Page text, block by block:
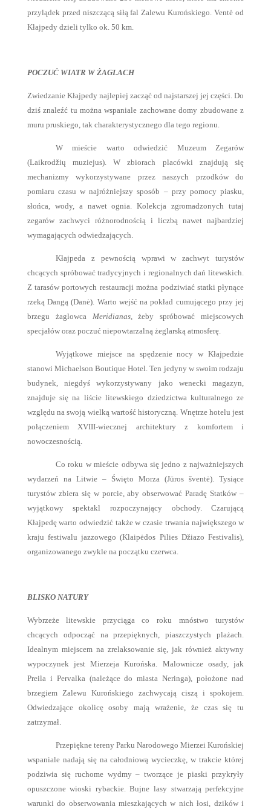
przylądek przed niszczącą siłą fal Zalewu Kurońskiego. Ventė od
Kłajpedy dzieli tylko ok. 50 km.
POCZUĆ WIATR W ŻAGLACH
Zwiedzanie Kłajpedy najlepiej zacząć od najstarszej jej części. Do
dziś znaleźć tu można wspaniale zachowane domy zbudowane z
muru pruskiego, tak charakterystycznego dla tego regionu.
W mieście warto odwiedzić Muzeum Zegarów
(Laikrodžių muziejus). W zbiorach placówki znajdują się
mechanizmy wykorzystywane przez naszych przodków do
pomiaru czasu w najróżniejszy sposób – przy pomocy piasku,
słońca, wody, a nawet ognia. Kolekcja zgromadzonych tutaj
zegarów zachwyci różnorodnością i liczbą nawet najbardziej
wymagających odwiedzających.
Kłajpeda z pewnością wprawi w zachwyt turystów
chcących spróbować tradycyjnych i regionalnych dań litewskich.
Z tarasów portowych restauracji można podziwiać statki płynące
rzeką Dangą (Danė). Warto wejść na pokład cumującego przy jej
brzegu żaglowca Meridianas, żeby spróbować miejscowych
specjałów oraz poczuć niepowtarzalną żeglarską atmosferę.
Wyjątkowe miejsce na spędzenie nocy w Kłajpedzie
stanowi Michaelson Boutique Hotel. Ten jedyny w swoim rodzaju
budynek, niegdyś wykorzystywany jako wenecki magazyn,
znajduje się na liście litewskiego dziedzictwa kulturalnego ze
względu na swoją wielką wartość historyczną. Wnętrze hotelu jest
połączeniem XVIII-wiecznej architektury z komfortem i
nowoczesnością.
Co roku w mieście odbywa się jedno z najważniejszych
wydarzeń na Litwie – Święto Morza (Jūros šventė). Tysiące
turystów zbiera się w porcie, aby obserwować Paradę Statków –
wyjątkowy spektakl rozpoczynający obchody. Czarującą
Kłajpedę warto odwiedzić także w czasie trwania największego w
kraju festiwalu jazzowego (Klaipėdos Pilies Džiazo Festivalis),
organizowanego zwykle na początku czerwca.
BLISKO NATURY
Wybrzeże litewskie przyciąga co roku mnóstwo turystów
chcących odpocząć na przepięknych, piaszczystych plażach.
Idealnym miejscem na zrelaksowanie się, jak również aktywny
wypoczynek jest Mierzeja Kurońska. Malownicze osady, jak
Preila i Pervalka (należące do miasta Neringa), położone nad
brzegiem Zalewu Kurońskiego zachwycają ciszą i spokojem.
Odwiedzające okolicę osoby mają wrażenie, że czas się tu
zatrzymał.
Przepiękne tereny Parku Narodowego Mierzei Kurońskiej
wspaniale nadają się na całodniową wycieczkę, w trakcie której
podziwia się ruchome wydmy – tworzące je piaski przykryły
opuszczone wioski rybackie. Bujne lasy stwarzają perfekcyjne
warunki do obserwowania mieszkających w nich łosi, dzików i